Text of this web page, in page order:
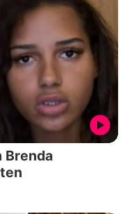
Brenda